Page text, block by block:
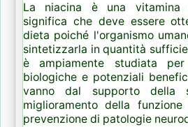
La niacina è una vitamina
significa che deve essere
dieta poiché l'organismo
sintetizzarla in quantità
è ampiamente studiata
biologiche e potenziali
vanno dal supporto della
miglioramento della
prevenzione di patologie